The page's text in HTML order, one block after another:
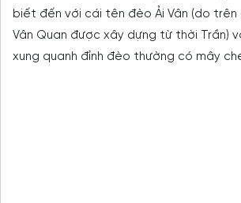
biết đến với cái tên đèo Ải Vân (do trên
Vân Quan được xây dựng từ thời Trần)
xung quanh đỉnh đèo thường có mây